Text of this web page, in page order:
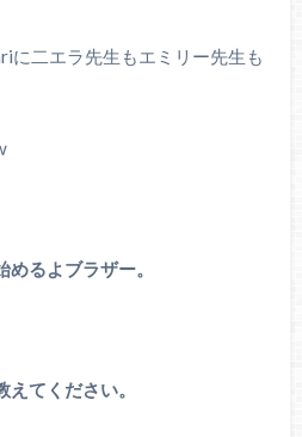
に二エラ先生もエミリー先生も
るよブラザー。
てください。